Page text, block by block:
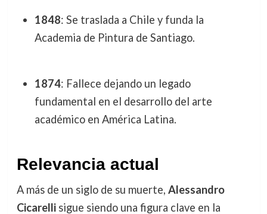
1848: Se traslada a Chile y funda la
Academia de Pintura de Santiago.
1874: Fallece dejando un legado
fundamental en el desarrollo del arte
académico en América Latina.
Relevancia actual
A más de un siglo de su muerte, Alessandro
Cicarellisigue siendo una figura clave en la